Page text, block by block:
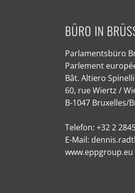
BÜRO IN
Parlamentsbüro
Parlement
Bât. Altiero Spinelli
60, rue Wiertz /
B-1047 Bruxelles/
Telefon: +32 2
E-Mail:
www.eppgroup.eu